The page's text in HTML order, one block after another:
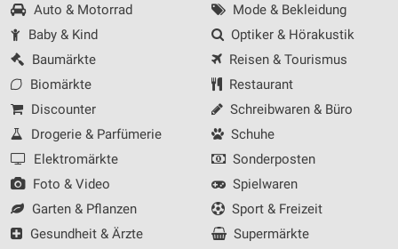
Auto & Motorrad
Baby & Kind
Baumärkte
Biomärkte
Discounter
Drogerie & Parfümerie
Elektromärkte
Foto & Video
Garten & Pflanzen
Gesundheit & Ärzte
Mode & Bekleidung
Optiker & Hörakustik
Reisen & Tourismus
Restaurant
Schreibwaren & Büro
Schuhe
Sonderposten
Spielwaren
Sport & Freizeit
Supermärkte